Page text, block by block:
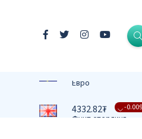
Доллар
4332.82₮
Фунт стерлинг